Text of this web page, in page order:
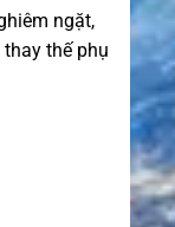
ngặt,
thế phụ